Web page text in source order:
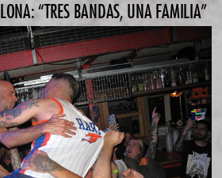
“TRES BANDAS, UNA FAMILIA”